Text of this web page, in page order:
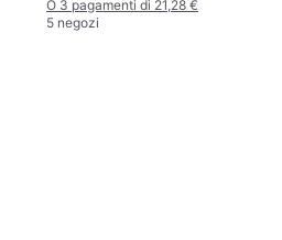
O 3 pagamenti di 21,28 €
5 negozi